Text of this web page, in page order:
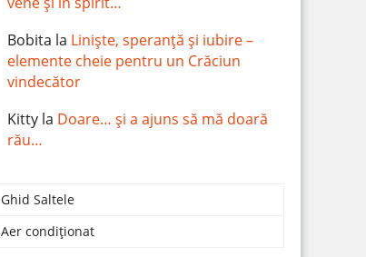
Bobita la Liniște, speranță și iubire –
elemente cheie pentru un Crăciun
vindecător
Kitty la Doare… și a ajuns să mă doară
rău…
Ghid Saltele
Aer condiționat